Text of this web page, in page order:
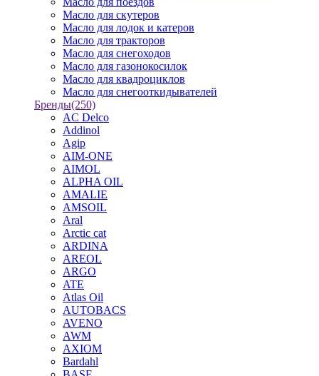
Масло для скутеров
Масло для лодок и катеров
Масло для тракторов
Масло для снегоходов
Масло для газонокосилок
Масло для квадроциклов
Масло для снегооткидывателей
Бренды(250)
AC Delco
Addinol
Agip
AIM-ONE
AIMOL
ALPHA OIL
AMALIE
AMSOIL
Aral
Arctic cat
ARDINA
AREOL
ARGO
ATE
Atlas Oil
AUTOBACS
AVENO
AWM
AXIOM
Bardahl